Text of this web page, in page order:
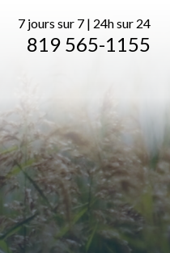
7 jours sur 7 | 24h sur 24
819 565-1155